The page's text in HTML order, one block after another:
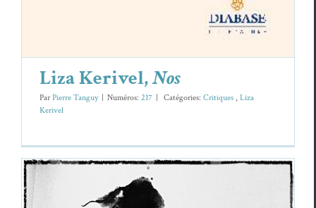
Liza Kerivel,Nos
ParPierre Tanguy Numéros: 217 Caté­gories: Cri­tiques , Liza
Keriv­el